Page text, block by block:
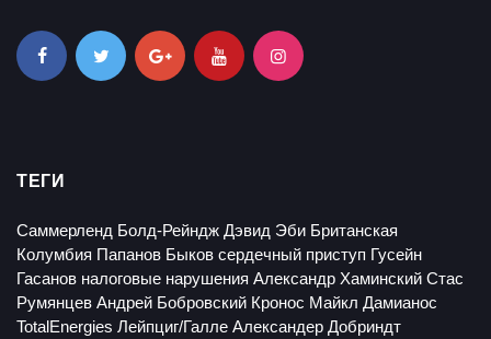
ТЕГИ
Саммерленд Болд-Рейндж Дэвид Эби Британская
Колумбия Папанов Быков сердечный приступ Гусейн
Гасанов налоговые нарушения Александр Хаминский Стас
Румянцев Андрей Бобровский Кронос Майкл Дамианос
TotalEnergies Лейпциг/Галле Александер Добриндт